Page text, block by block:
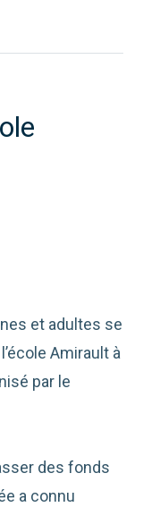
et adultes se
Amirault à
par le
des fonds
a connu